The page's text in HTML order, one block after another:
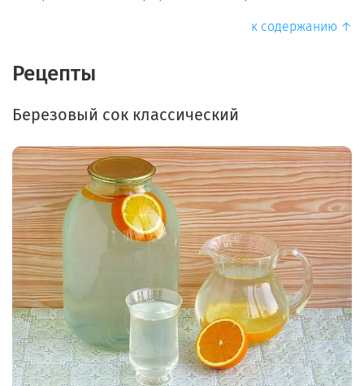
к содержанию ↑
Рецепты
Березовый сок классический